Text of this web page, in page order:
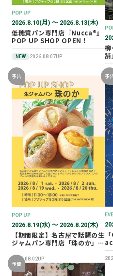
POP UP
2026.8.10(月) 〜 2026.8.13(木)
低糖質パン専門店『Nucca®』
POP UP SHOP OPEN！
NEW 2026.08.07UP
柳
舗
予告
POP UP
2026.8.19(水) 〜 2026.8.20(木)
【期間限定】名古屋で話題の生
ジャムパン専門店「珠のか」
POP UP SHOP
2026.08.02UP
予
予告